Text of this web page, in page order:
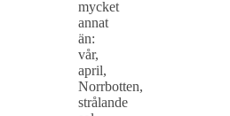
mycket
annat
än:
vår,
april,
Norrbotten,
strålande